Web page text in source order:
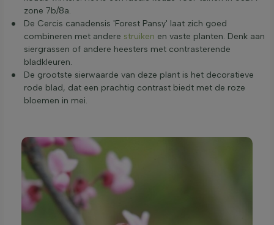
zone 7b/8a.
De Cercis canadensis 'Forest Pansy' laat zich goed
combineren met andere struiken en vaste planten. Denk aan
siergrassen of andere heesters met contrasterende
bladkleuren.
De grootste sierwaarde van deze plant is het decoratieve
rode blad, dat een prachtig contrast biedt met de roze
bloemen in mei.